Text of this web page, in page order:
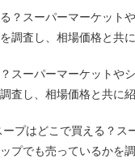
？スーパーマーケット
調査し、相場価格と共に
スーパーマーケットや
査し、相場価格と共に紹
プはどこで買える？ス
プでも売っているかを